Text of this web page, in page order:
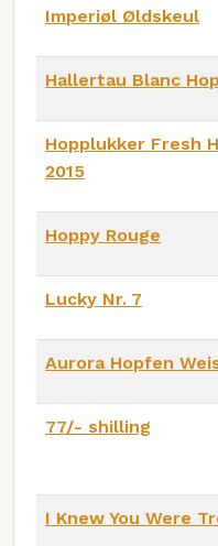
Imperiøl Øldskeul
Hallertau Blanc
Hopplukker Fresh
2015
Hoppy Rouge
Lucky Nr. 7
Aurora Hopfen
77/- shilling
I Knew You Were